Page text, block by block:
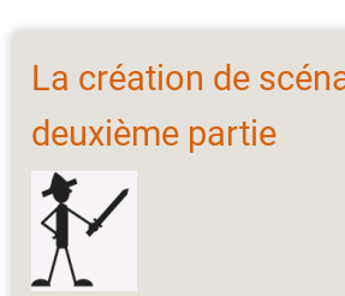
La création de
deuxième partie